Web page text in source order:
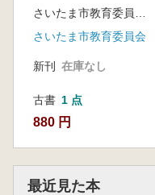
分析報告 ; 埋蔵文化
財確認調査
さいたま市教育委員会
新刊 在庫なし
古書 1 点
880 円
最近見た本